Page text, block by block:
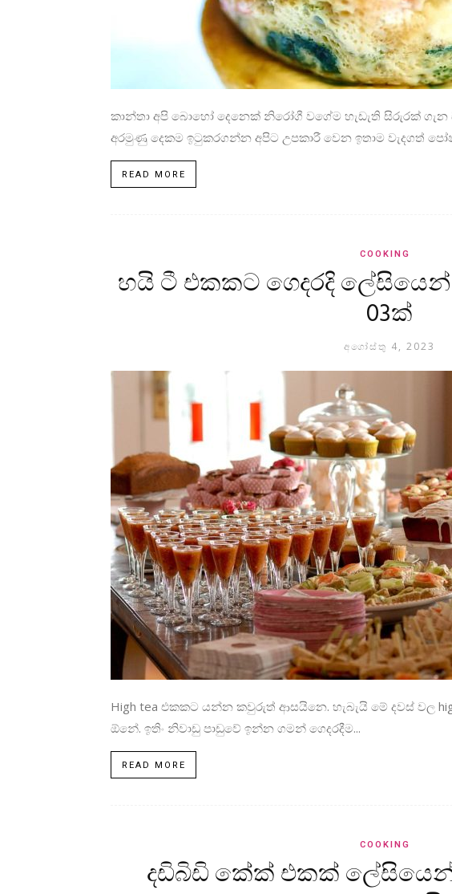
කාන්තා අපි බොහෝ දෙනෙක් නිරෝගී වගේම හැඩැති සිරුරක්
අරමුණු දෙකම ඉටුකරගන්න අපිට උපකාරී වෙන ඉතාම වැදගත්
READ MORE
COOKING
හයි ටී එකකට ගෙදරදි
03ක්
අගෝස්තු 4, 2023
High tea එකකට යන්න කවුරුත් ආසයිනෙ. හැබැයි මේ දවස් වල
ඕනේ. ඉතිං නිවාඩු පාඩුවේ ඉන්න ගමන් ගෙදරදීම...
READ MORE
COOKING
දඩිබිඩි කේක් එකක්